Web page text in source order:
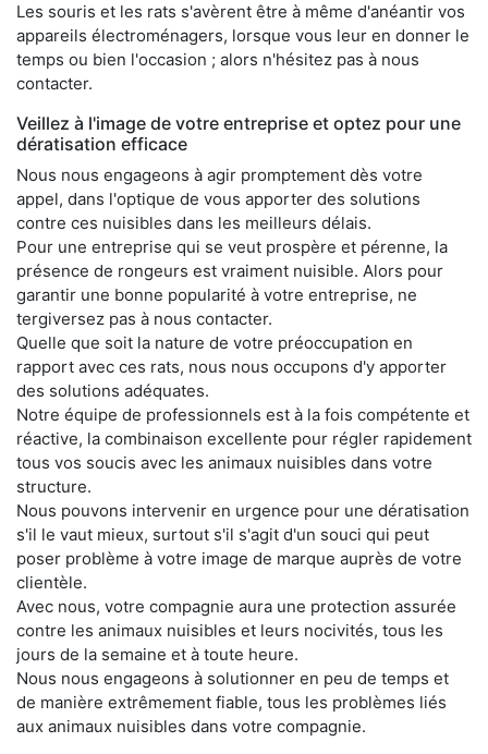
Les souris et les rats s'avèrent être à même d'anéantir vos
appareils électroménagers, lorsque vous leur en donner le
temps ou bien l'occasion ; alors n'hésitez pas à nous
contacter.
Veillez à l'image de votre entreprise et optez pour une
dératisation efficace
Nous nous engageons à agir promptement dès votre
appel, dans l'optique de vous apporter des solutions
contre ces nuisibles dans les meilleurs délais.
Pour une entreprise qui se veut prospère et pérenne, la
présence de rongeurs est vraiment nuisible. Alors pour
garantir une bonne popularité à votre entreprise, ne
tergiversez pas à nous contacter.
Quelle que soit la nature de votre préoccupation en
rapport avec ces rats, nous nous occupons d'y apporter
des solutions adéquates.
Notre équipe de professionnels est à la fois compétente et
réactive, la combinaison excellente pour régler rapidement
tous vos soucis avec les animaux nuisibles dans votre
structure.
Nous pouvons intervenir en urgence pour une dératisation
s'il le vaut mieux, surtout s'il s'agit d'un souci qui peut
poser problème à votre image de marque auprès de votre
clientèle.
Avec nous, votre compagnie aura une protection assurée
contre les animaux nuisibles et leurs nocivités, tous les
jours de la semaine et à toute heure.
Nous nous engageons à solutionner en peu de temps et
de manière extrêmement fiable, tous les problèmes liés
aux animaux nuisibles dans votre compagnie.